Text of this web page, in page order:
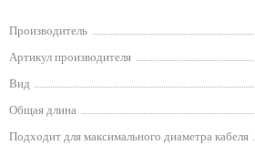
Производитель
Артикул производителя
Вид
Общая длина
Подходит для максимального диаметра кабеля